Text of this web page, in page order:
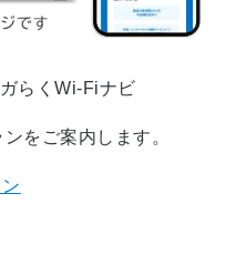
らくWi-Fiナビ
をご案内します。